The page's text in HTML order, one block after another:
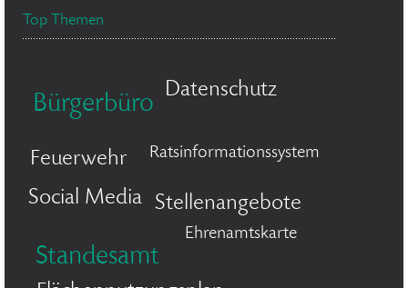
Top Themen
Bürgerbüro
Datenschutz
Feuerwehr Ratsinformationssystem
Social Media Stellenangebote
Standesamt
Ehrenamtskarte